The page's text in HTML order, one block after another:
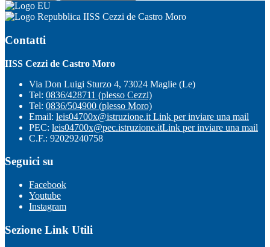
IISS Cezzi de Castro Moro
Contatti
IISS Cezzi de Castro Moro
Via Don Luigi Sturzo 4, 73024 Maglie (Le)
Tel: 0836/428711 (plesso Cezzi)
Tel: 0836/504900 (plesso Moro)
Email: leis04700x@istruzione.it Link per inviare una mail
PEC: leis04700x@pec.istruzione.itLink per inviare una mail
C.F.: 92029240758
Seguici su
Facebook
Youtube
Instagram
Sezione Link Utili